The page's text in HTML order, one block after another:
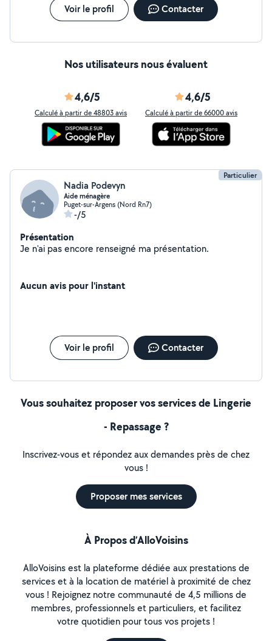
Voir le profil Contacter
Nos utilisateurs nous évaluent
4,6/5
Calculé à partir de 48803 avis
4,6/5
Calculé à partir de 66000 avis
Particulier
Nadia Podevyn
Aide ménagère
Puget-sur-Argens (Nord Rn7)
-/5
Présentation
Je n'ai pas encore renseigné ma présentation.
Aucun avis pour l'instant
Voir le profil Contacter
Vous souhaitez proposer vos services de Lingerie
- Repassage ?
Inscrivez-vous et répondez aux demandes près de chez
vous !
Proposer mes services
À Propos d’AlloVoisins
AlloVoisins est la plateforme dédiée aux prestations de
services et à la location de matériel à proximité de chez
vous ! Rejoignez notre communauté de 4,5 millions de
membres, professionnels et particuliers, et facilitez
votre quotidien pour tous vos projets !